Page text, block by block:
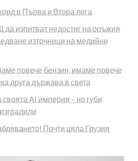
в Първа и Втора лига
изпитват недостиг на оръжия
източници на медийни
повече бензин, имаме повече
друга държава в света
AI империя – но губи
Почти цяла Грузия